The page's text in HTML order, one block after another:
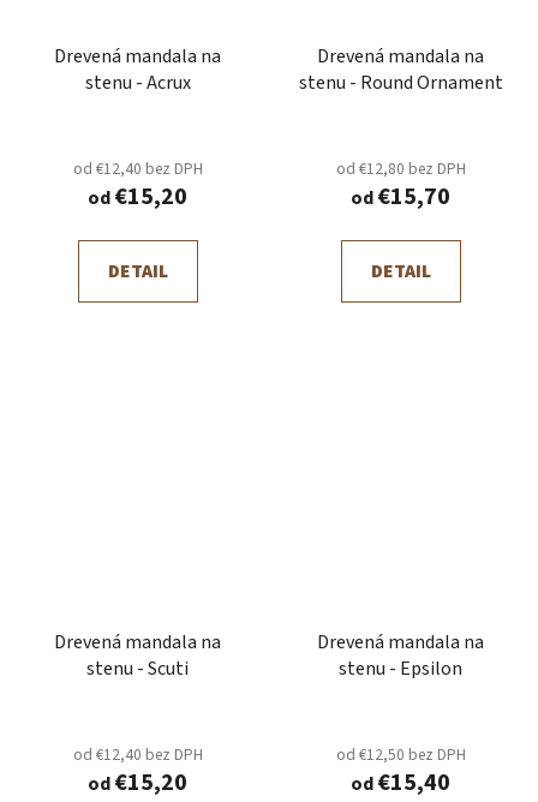
Drevená mandala na
stenu - Acrux
od €12,40 bez DPH
od€15,20
DETAIL
Drevená mandala na
stenu - Round Ornament
od €12,80 bez DPH
od€15,70
DETAIL
Drevená mandala na
stenu - Scuti
od €12,40 bez DPH
od€15,20
Drevená mandala na
stenu - Epsilon
od €12,50 bez DPH
od€15,40